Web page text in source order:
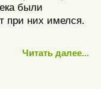
были
при них имелся.
Читать далее...